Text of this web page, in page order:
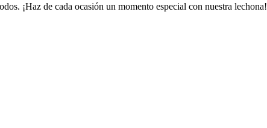
¡Haz de cada ocasión un momento especial con nuestra lechona!